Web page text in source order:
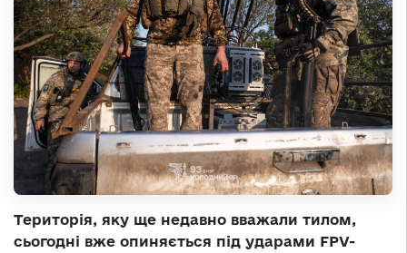
Територія, яку ще недавно вважали тилом,
сьогодні вже опиняється під ударами FPV-